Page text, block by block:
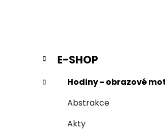
P
s
Přeskočit
kategorie
K
a
t
e
E-SHOP
Hodiny - obrazové
Abstrakce
Akty